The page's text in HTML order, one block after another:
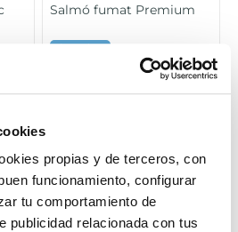
propias y de terceros, con
funcionamiento, configurar
tu comportamiento de
publicidad relacionada con tus
Salmó fumat Premium
Sin espinas
Pack 100g